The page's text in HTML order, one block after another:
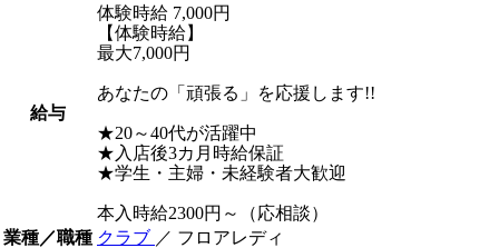
給与
体験時給 7,000円
【体験時給】
最大7,000円
あなたの「頑張る」を応援します!!
★20～40代が活躍中
★入店後3カ月時給保証
★学生・主婦・未経験者大歓迎
本入時給2300円～（応相談）
業種／職種 クラブ ／ フロアレディ